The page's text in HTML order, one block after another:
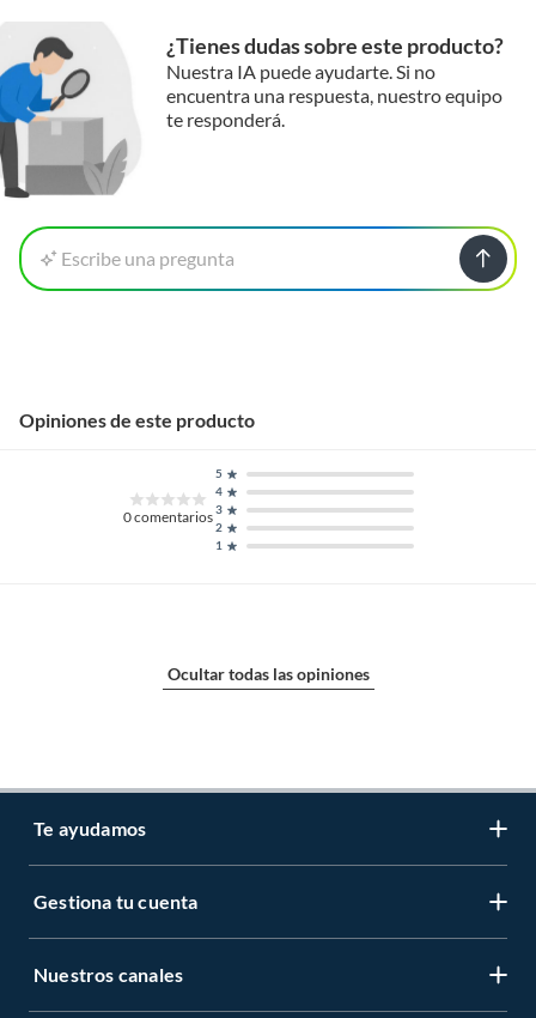
¿Tienes dudas sobre este producto?
Nuestra IA puede ayudarte. Si no
encuentra una respuesta, nuestro equipo
te responderá.
Escribe una pregunta
Opiniones de este producto
0comentarios
1
2
3
4
5
Ocultar todas las opiniones
Te ayudamos
LIbro de reclamaciones
Gestiona tu cuenta
Mi cuenta
Nuestros canales